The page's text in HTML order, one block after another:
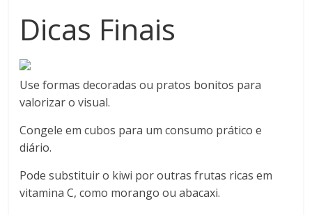
Dicas Finais
Use formas decoradas ou pratos bonitos para
valorizar o visual.
Congele em cubos para um consumo prático e
diário.
Pode substituir o kiwi por outras frutas ricas em
vitamina C, como morango ou abacaxi.